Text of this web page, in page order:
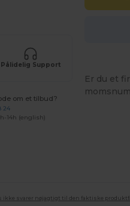
Pålidelig Support
om et tilbud?
24
14h (english)
Er du et
svarer nøjagtigt til den faktiske